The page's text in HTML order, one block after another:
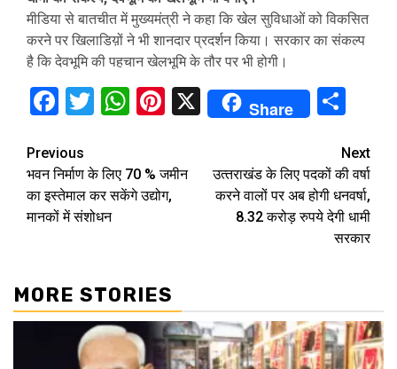
मीडिया से बातचीत में मुख्यमंत्री ने कहा कि खेल सुविधाओं को विकसित
करने पर खिलाडिय़ों ने भी शानदार प्रदर्शन किया। सरकार का संकल्प
है कि देवभूमि की पहचान खेलभूमि के तौर पर भी होगी।
Facebook
Twitter
WhatsApp
Pinterest
X Share
Continue
Reading
Previous
भवन निर्माण के लिए 70 % जमीन
का इस्तेमाल कर सकेंगे उद्योग,
मानकों में संशोधन
Next
उत्‍तराखंड के लिए पदकों की वर्षा
करने वालों पर अब होगी धनवर्षा,
8.32 करोड़ रुपये देगी धामी
सरकार
MORE STORIES